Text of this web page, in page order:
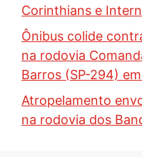
Corinthians e
Ônibus colide
na rodovia
Barros (SP-294)
Atropelamento
na rodovia dos